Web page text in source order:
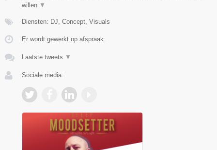
willen ▼
Diensten: DJ, Concept, Visuals
Er wordt gewerkt op afspraak.
Laatste tweets ▼
Sociale media: